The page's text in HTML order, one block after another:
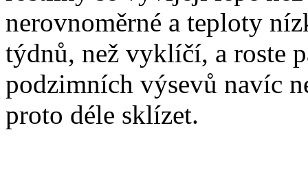
nerovnoměrné a teploty
týdnů, než vyklíčí, a roste
podzimních výsevů navíc
proto déle sklízet.